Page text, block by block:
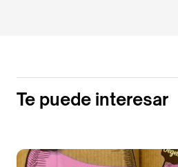
Te puede interesar